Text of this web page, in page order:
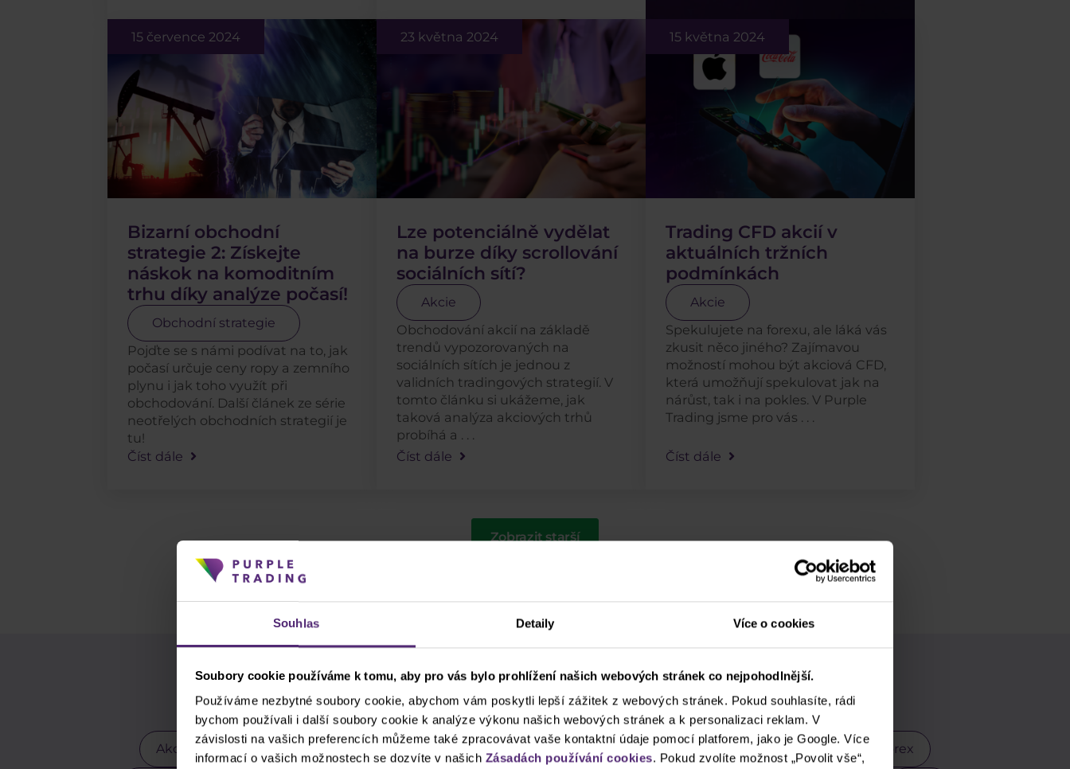
Souhlas Detaily Více o cookies
Soubory cookie používáme k tomu, aby pro vás bylo prohlížení našich webových stránek co nejpohodlnější.
Používáme nezbytné soubory cookie, abychom vám poskytli lepší zážitek z webových stránek. Pokud souhlasíte, rádi
bychom používali i další soubory cookie k analýze výkonu našich webových stránek a k personalizaci reklam. V
závislosti na vašich preferencích můžeme také zpracovávat vaše kontaktní údaje pomocí platforem, jako je Google. Více
informací o vašich možnostech se dozvíte v našich Zásadách používání cookies. Pokud zvolíte možnost „Povolit vše“,
15 července 2024
Bizarní obchodní
strategie 2: Získejte
náskok na komoditním
trhu díky analýze počasí!
Obchodní strategie
Pojďte se s námi podívat na to, jak
počasí určuje ceny ropy a zemního
plynu i jak toho využít při
obchodování. Další článek ze série
neotřelých obchodních strategií je
tu!
Číst dále
23 května 2024
Lze potenciálně vydělat
na burze díky scrollování
sociálních sítí?
Akcie
Obchodování akcií na základě
trendů vypozorovaných na
sociálních sítích je jednou z
validních tradingových strategií. V
tomto článku si ukážeme, jak
taková analýza akciových trhů
probíhá a . . .
Číst dále
15 května 2024
Trading CFD akcií v
aktuálních tržních
podmínkách
Akcie
Spekulujete na forexu, ale láká vás
zkusit něco jiného? Zajímavou
možností mohou být akciová CFD,
která umožňují spekulovat jak na
nárůst, tak i na pokles. V Purple
Trading jsme pro vás . . .
Číst dále
Zobrazit starší
Použijte štítky pro rychlejší vyhledávání
Akcie Akciové indexy Apple Clash CFD cTrader DAX Donald Trump EURCZK Forex